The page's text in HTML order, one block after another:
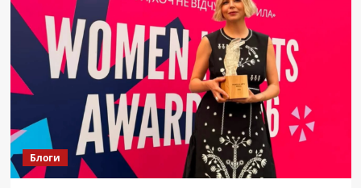
Блоги